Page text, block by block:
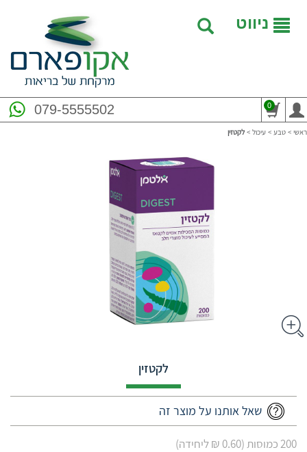
ניווט
079-5555502 0
ראשי > טבע > עיכול > לקטזין
לקטזין
שאל אותנו על מוצר זה
200 כמוסות (0.60 ₪ ליחידה)